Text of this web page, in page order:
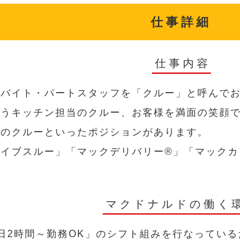
仕事詳細
仕事内容
イト・パートスタッフを「クルー」と呼んで
キッチン担当のクルー、お客様を満面の笑顔
クルーといったポジションがあります。
ブスルー」「マックデリバリー®︎」「マック
マクドナルドの働く
2時間～勤務OK」のシフト組みを行なってい